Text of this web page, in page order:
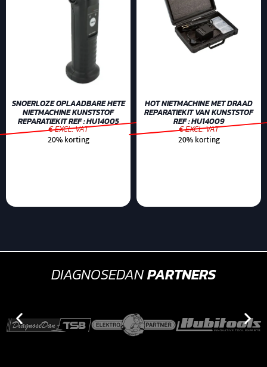
SNOERLOZE OPLAADBARE HETE
NIETMACHINE KUNSTSTOF
REPARATIEKIT REF : HU14005
€ EXCL. VAT
20% korting
HOT NIETMACHINE MET DRAAD
REPARATIEKIT VAN KUNSTSTOF
REF : HU14009
€ EXCL. VAT
20% korting
DIAGNOSEDANPARTNERS